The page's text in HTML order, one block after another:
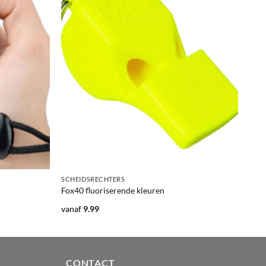
SCHEIDSRECHTERS
Fox40 fluoriserende kleuren
vanaf 9.99
CONTACT